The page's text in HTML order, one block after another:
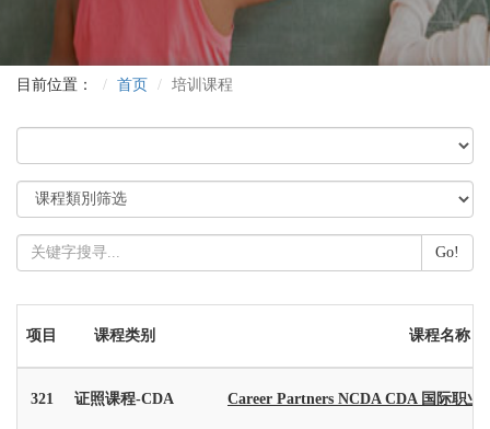
目前位置： 首页 培训课程
Go!
项目 课程类别 课程名称
321 证照课程-CDA Career Partners NCDA CDA 国际职业